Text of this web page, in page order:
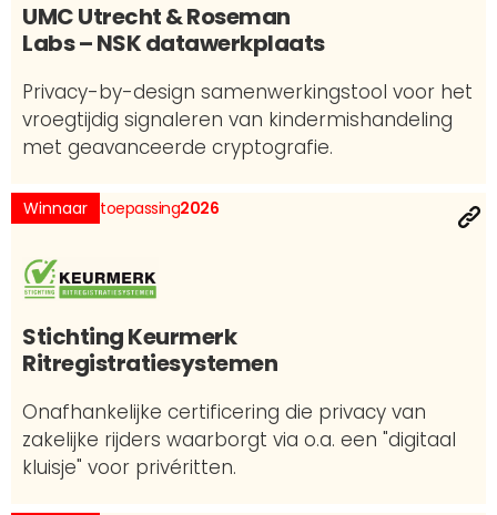
UMC Utrecht & Roseman
Labs – NSK datawerkplaats
Privacy-by-design samenwerkingstool voor het
vroegtijdig signaleren van kindermishandeling
met geavanceerde cryptografie.
Winnaar toepassing2026
Stichting Keurmerk
Ritregistratiesystemen
Onafhankelijke certificering die privacy van
zakelijke rijders waarborgt via o.a. een "digitaal
kluisje" voor privéritten.